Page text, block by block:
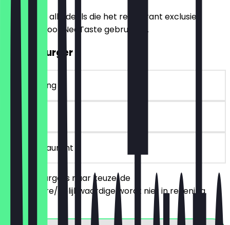
Hier vind je alle deals die het restaurant exclusief
aanbiedt voor NeoTaste gebruikers.
2voor1 Burger
~€ 12 korting
90 dagen
in het restaurant
Bestel 2 burgers naar keuze, de
goedkopere/gelijkwaardige wordt niet in rekening
gebracht.